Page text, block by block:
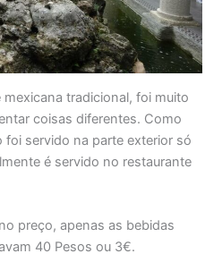
tradicional, foi muito
coisas diferentes. Como
foi servido na parte exterior só
é servido no restaurante
preço, apenas as bebidas
40 Pesos ou 3€.